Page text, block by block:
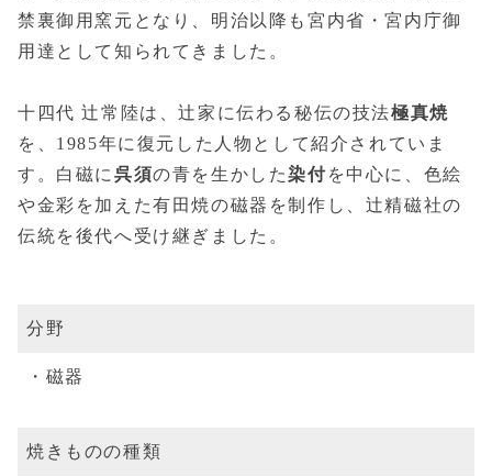
禁裏御用窯元となり、明治以降も宮内省・宮内庁御
用達として知られてきました。
十四代 辻常陸は、辻家に伝わる秘伝の技法極真焼
を、1985年に復元した人物として紹介されていま
す。白磁に 呉須の青を生かした染付を中心に、色絵
や金彩を加えた有田焼の磁器を制作し、辻精磁社の
伝統を後代へ受け継ぎました。
分野
磁器
焼きものの種類